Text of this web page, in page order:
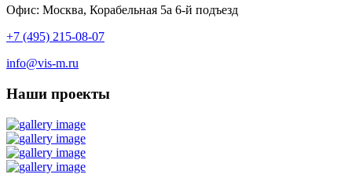
Офис: Москва, Корабельная 5а 6-й подъезд
+7 (495) 215-08-07
info@vis-m.ru
Наши проекты